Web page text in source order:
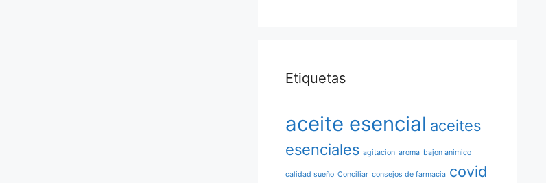
Etiquetas
aceite esencial aceites
esenciales agitacion aroma bajon animico
calidad sueño Conciliar consejos de farmacia covid